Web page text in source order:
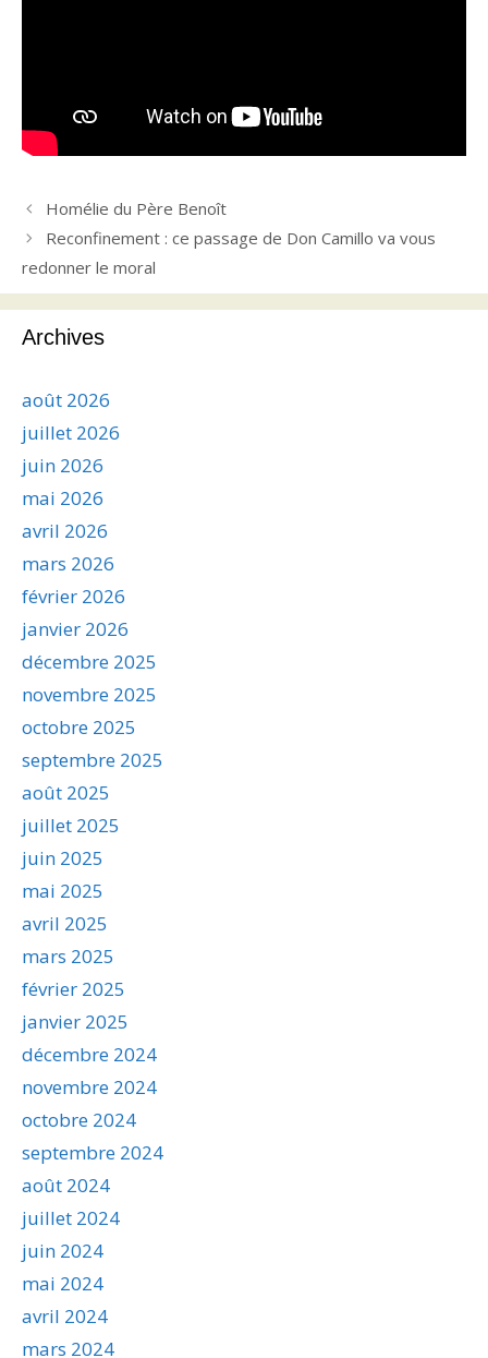
Homélie du Père Benoît
Reconfinement : ce passage de Don Camillo va vous
redonner le moral
Archives
août 2026
juillet 2026
juin 2026
mai 2026
avril 2026
mars 2026
février 2026
janvier 2026
décembre 2025
novembre 2025
octobre 2025
septembre 2025
août 2025
juillet 2025
juin 2025
mai 2025
avril 2025
mars 2025
février 2025
janvier 2025
décembre 2024
novembre 2024
octobre 2024
septembre 2024
août 2024
juillet 2024
juin 2024
mai 2024
avril 2024
mars 2024